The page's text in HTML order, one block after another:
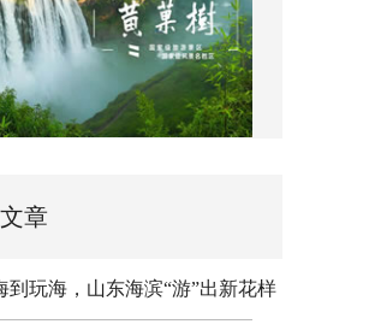
章
到玩海，山东海滨“游”出新花样